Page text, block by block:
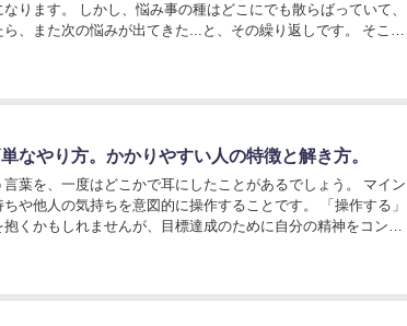
ります。 しかし、悩み事の種はどこにでも散らばっていて、
、また次の悩みが出てきた...と、その繰り返しです。 そこ
なやり方。かかりやすい人の特徴と解き方。
言葉を、一度はどこかで耳にしたことがあるでしょう。 マイン
や他人の気持ちを意図的に操作することです。 「操作する」
くかもしれませんが、目標達成のために自分の精神をコント